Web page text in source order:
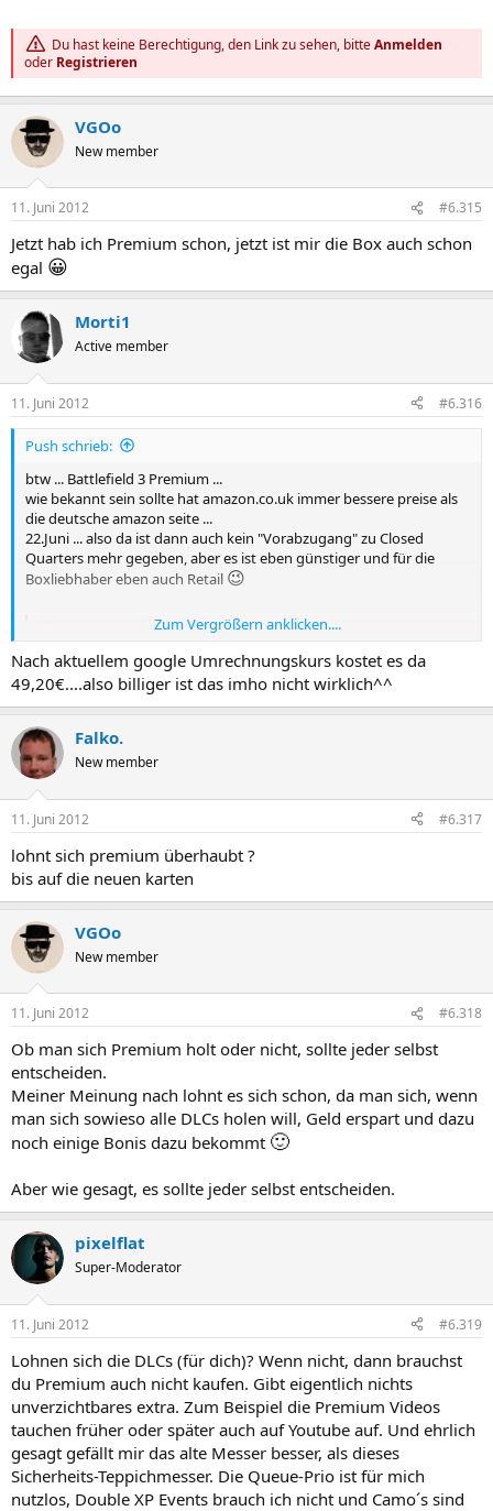
Du hast keine Berechtigung, den Link zu sehen, bitteAnmelden
oder Registrieren
VGOo
New member
11. Juni 2012 #6.315
Jetzt hab ich Premium schon, jetzt ist mir die Box auch schon
egal 😀
Morti1
Active member
11. Juni 2012 #6.316
Push schrieb:
btw ... Battlefield 3 Premium ...
wie bekannt sein sollte hat amazon.co.uk immer bessere preise als
die deutsche amazon seite ...
22.Juni ... also da ist dann auch kein "Vorabzugang" zu Closed
Quarters mehr gegeben, aber es ist eben günstiger und für die
Boxliebhaber eben auch Retail 😉
Du hast keine Berechtigung, den Link zu sehen, bitte
Zum Vergrößern anklicken....
Nach aktuellem google Umrechnungskurs kostet es da
49,20€....also billiger ist das imho nicht wirklich^^
Falko.
New member
11. Juni 2012 #6.317
lohnt sich premium überhaubt ?
bis auf die neuen karten
VGOo
New member
11. Juni 2012 #6.318
Ob man sich Premium holt oder nicht, sollte jeder selbst
entscheiden.
Meiner Meinung nach lohnt es sich schon, da man sich, wenn
man sich sowieso alle DLCs holen will, Geld erspart und dazu
noch einige Bonis dazu bekommt 🙂
Aber wie gesagt, es sollte jeder selbst entscheiden.
pixelflat
Super-Moderator
11. Juni 2012 #6.319
Lohnen sich die DLCs (für dich)? Wenn nicht, dann brauchst
du Premium auch nicht kaufen. Gibt eigentlich nichts
unverzichtbares extra. Zum Beispiel die Premium Videos
tauchen früher oder später auch auf Youtube auf. Und ehrlich
gesagt gefällt mir das alte Messer besser, als dieses
Sicherheits-Teppichmesser. Die Queue-Prio ist für mich
nutzlos, Double XP Events brauch ich nicht und Camo´s sind